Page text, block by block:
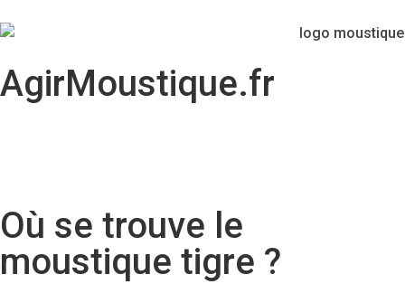
AgirMoustique.fr
Où se trouve le
moustique tigre ?